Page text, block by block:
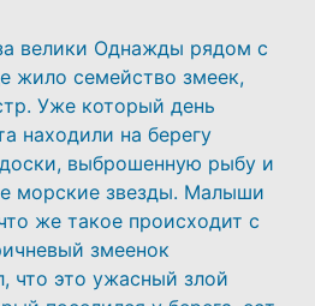
велики Однажды рядом с
жило семейство змеек,
Уже который день
находили на берегу
выброшенную рыбу и
морские звезды. Малыши
же такое происходит с
змеенок
что это ужасный злой